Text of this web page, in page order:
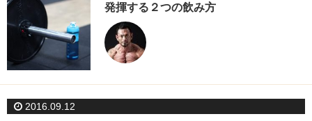
発揮する２つの飲み方
2016.09.12